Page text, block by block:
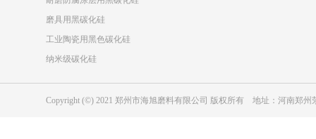
磨具用黑碳化硅
工业陶瓷用黑色碳化硅
纳米级碳化硅
Copyright (©) 2021 郑州市海旭磨料有限公司 版权所有 地址：河南郑